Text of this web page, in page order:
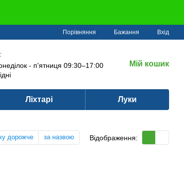
Порівняння Бажання Вхід
- п'ятниця 09:30–17:00
Мій кошик
Ліхтарі Луки
дорожче за назвою Відображення: